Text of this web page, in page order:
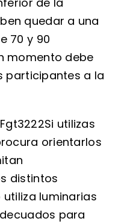
quedar a una
70 y 90
momento debe
participantes a la
Si utilizas
orientarlos
distintos
luminarias
para